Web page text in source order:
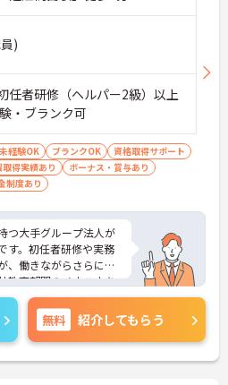
れる手当があるた
与アップが期待できま
じた運転手当が設定
がしっかりと給与に
を持ったステップアッ
標に向けた計画的な成
て新たな資格に挑戦で
専門性を高めていける
人に業務が集中しに
る管理体制が機能して
チーム全体でカバーし
)
任者研修（ヘルパー2級）以上
・ブランク可
未経験OK ブランクOK
資格取得サポート
得実績あり
ボーナス・賞与あり
制度あり
つ大手グループ法人が
す。初任者研修や実務
、働きながらさらに専
教育部門のノウハウを
充実しています。将来
に挑戦し、サービス
プできる明確なキャリ
小規模多機能型のサー
宿泊・訪問のケアを通
無料 紹介してもらう